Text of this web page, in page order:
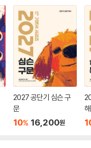
2027 공단기 심슨 구
문
10% 16,200원
해